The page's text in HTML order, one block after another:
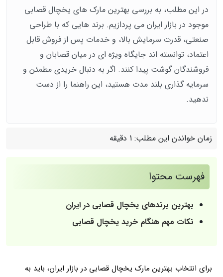
در این مطلب، به بررسی بهترین مارک‌ های یخچال قصابی
موجود در بازار ایران می‌ پردازیم. برند هایی که با طراحی
صنعتی، قدرت سرمایش بالا، و خدمات پس از فروش قابل‌
اعتماد، توانسته‌ اند جایگاه ویژه‌ ای در میان قصابان و
فروشندگان گوشت پیدا کنند. اگر به‌ دنبال خریدی مطمئن و
سرمایه‌ گذاری بلند مدت هستید، این راهنما را از دست
ندهید.
زمان خواندن این مطلب: 1 دقیقه
فهرست محتوا
بهترین برندهای یخچال قصابی در ایران
نکات مهم هنگام خرید یخچال قصابی
برای انتخاب بهترین مارک یخچال قصابی در بازار ایران، باید به